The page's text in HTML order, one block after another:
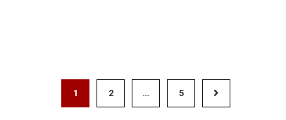
1 2 … 5